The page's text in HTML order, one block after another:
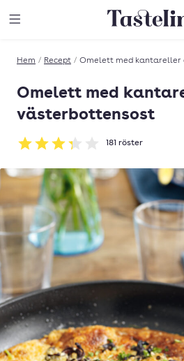
Till Tastelines
Hem / Recept / Omelett med kantareller
Omelett med
västerbottensost
Betyg: 3.3 av 5
181 röster